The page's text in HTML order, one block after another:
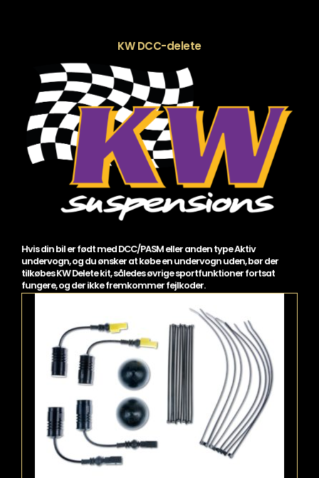
KW DCC-delete
Hvis din bil er født med DCC/PASM eller anden type Aktiv
undervogn, og du ønsker at købe en undervogn uden, bør der
tilkøbes KW Delete kit, således øvrige sportfunktioner fortsat
fungere, og der ikke fremkommer fejlkoder.